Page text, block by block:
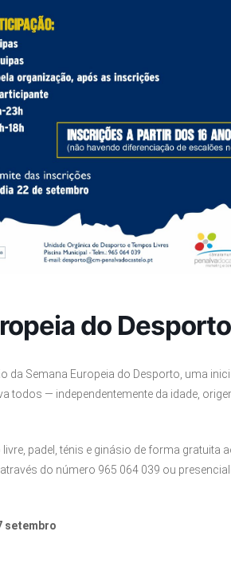
do Desporto
da Semana Europeia do Desporto, uma
todos — independentemente da idade,
padel, ténis e ginásio de forma
do número 965 064 039 ou
setembro